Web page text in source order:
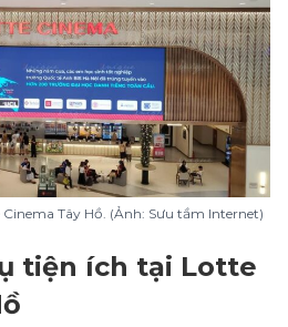
Tây Hồ. (Ảnh: Sưu tầm Internet)
tiện ích tại Lotte